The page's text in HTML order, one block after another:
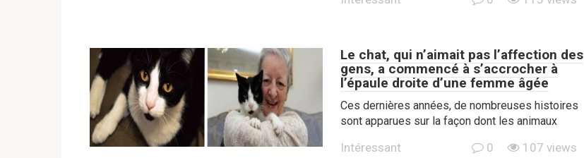
Le chat, qui n’aimait pas l’affection des
gens, a commencé à s’accrocher à
l’épaule droite d’une femme âgée
Ces dernières années, de nombreuses histoires
sont apparues sur la façon dont les animaux
Intéressant 0 107 views